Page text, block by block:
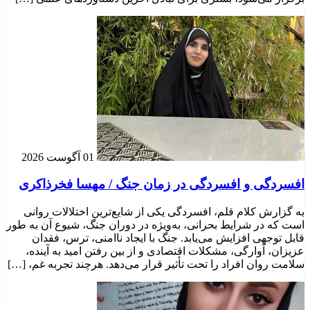
01 آگوست 2026
افسردگی و افسردگی در زمان جنگ / مهسا فخرذاکری
به گزارش کلام قلم، افسردگی یکی از شایع‌ترین اختلالات روانی
است که در شرایط بحرانی، به‌ویژه در دوران جنگ، شیوع آن به طور
قابل توجهی افزایش می‌یابد. جنگ با ایجاد ناامنی، ترس، فقدان
عزیزان، آوارگی، مشکلات اقتصادی و از بین رفتن امید به آینده،
سلامت روان افراد را تحت تأثیر قرار می‌دهد. هرچند تجربه غم، […]